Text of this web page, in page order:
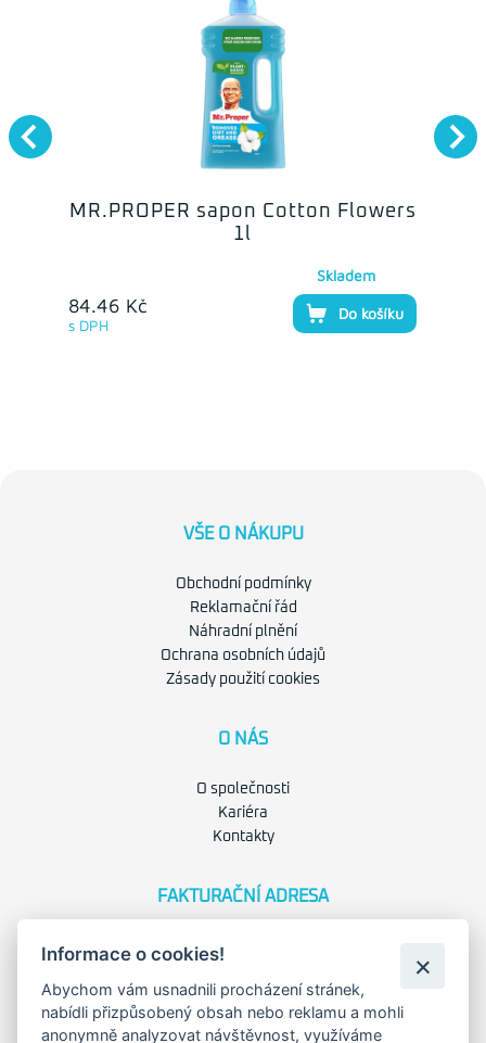
MR.PROPER sapon Cotton Flowers
1l
84.46 Kč
s DPH
Skladem
Do košíku
VŠE O NÁKUPU
Obchodní podmínky
Reklamační řád
Náhradní plnění
Ochrana osobních údajů
Zásady použití cookies
O NÁS
O společnosti
Kariéra
Kontakty
FAKTURAČNÍ ADRESA
Družstevní 1394/12
Praha 4 - Nusle, 140 00
DIČ: CZ28404009
Informace o cookies!
Abychom vám usnadnili procházení stránek,
nabídli přizpůsobený obsah nebo reklamu a mohli
anonymně analyzovat návštěvnost, využíváme